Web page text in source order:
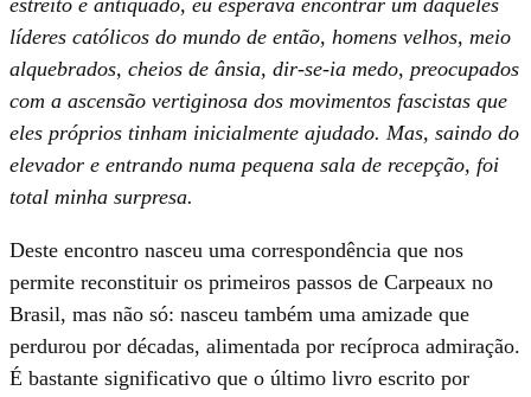
estreito e antiquado, eu esperava encontrar um daqueles
líderes católicos do mundo de então, homens velhos, meio
alquebrados, cheios de ânsia, dir-se-ia medo, preocupados
com a ascensão vertiginosa dos movimentos fascistas que
eles próprios tinham inicialmente ajudado. Mas, saindo do
elevador e entrando numa pequena sala de recepção, foi
total minha surpresa.
Deste encontro nasceu uma correspondência que nos
permite reconstituir os primeiros passos de Carpeaux no
Brasil, mas não só: nasceu também uma amizade que
perdurou por décadas, alimentada por recíproca admiração.
É bastante significativo que o último livro escrito por